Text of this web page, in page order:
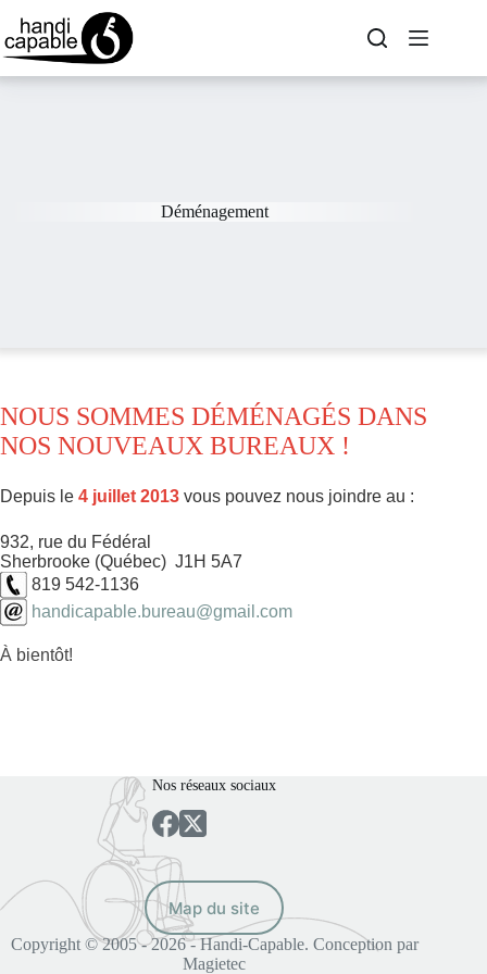
Déménagement
NOUS SOMMES DÉMÉNAGÉS DANS
NOS NOUVEAUX BUREAUX !
Depuis le 4 juillet 2013 vous pouvez nous joindre au :
932, rue du Fédéral
Sherbrooke (Québec) J1H 5A7
819 542-1136
handicapable.bureau@gmail.com
À bientôt!
Nos réseaux sociaux
Map du site
Copyright © 2005 - 2026 - Handi-Capable. Conception par
Magietec